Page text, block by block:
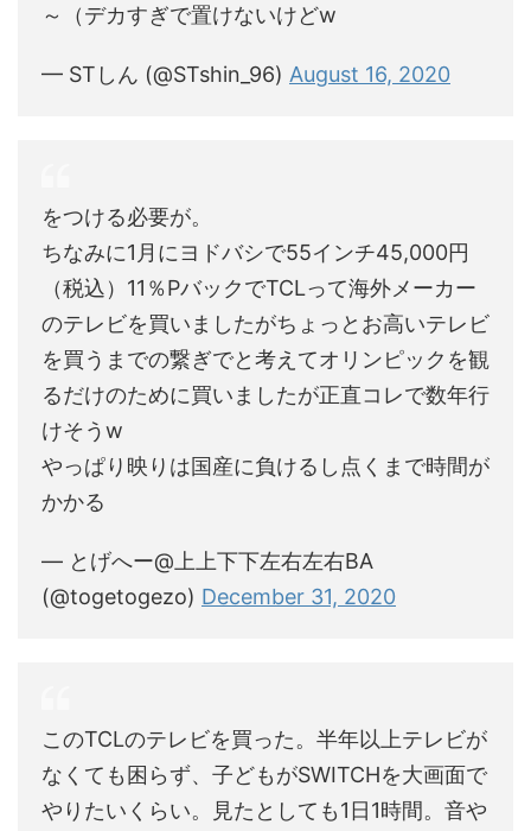
～（デカすぎで置けないけどw
— STしん (@STshin_96) August 16, 2020
をつける必要が。
ちなみに1月にヨドバシで55インチ45,000円
（税込）11％PバックでTCLって海外メーカー
のテレビを買いましたがちょっとお高いテレビ
を買うまでの繋ぎでと考えてオリンピックを観
るだけのために買いましたが正直コレで数年行
けそうw
やっぱり映りは国産に負けるし点くまで時間が
かかる
— とげへー@上上下下左右左右BA
(@togetogezo) December 31, 2020
このTCLのテレビを買った。半年以上テレビが
なくても困らず、子どもがSWITCHを大画面で
やりたいくらい。見たとしても1日1時間。音や